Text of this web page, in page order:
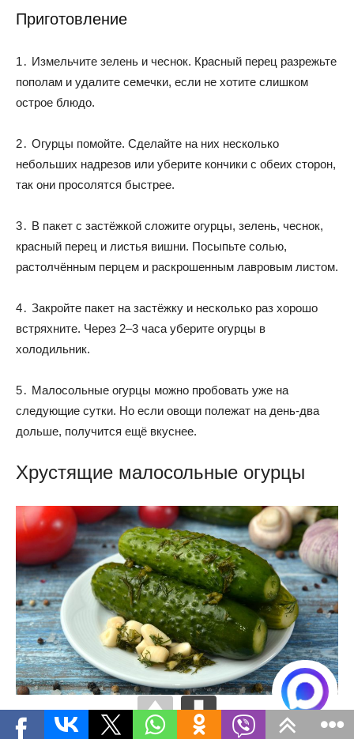
Приготовление
1․ Измельчите зелень и чеснок. Красный перец разрежьте
пополам и удалите семечки, если не хотите слишком
острое блюдо.
2․ Огурцы помойте. Сделайте на них несколько
небольших надрезов или уберите кончики с обеих сторон,
так они просолятся быстрее.
3․ В пакет с застёжкой сложите огурцы, зелень, чеснок,
красный перец и листья вишни. Посыпьте солью,
растолчённым перцем и раскрошенным лавровым листом.
4․ Закройте пакет на застёжку и несколько раз хорошо
встряхните. Через 2–3 часа уберите огурцы в
холодильник.
5․ Малосольные огурцы можно пробовать уже на
следующие сутки. Но если овощи полежат на день-два
дольше, получится ещё вкуснее.
Хрустящие малосольные огурцы
Готовятся холодным способом, так что подождать